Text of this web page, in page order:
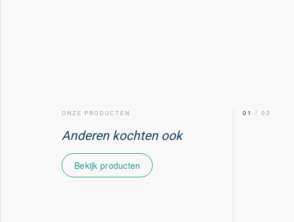
ONZE PRODUCTEN
Anderen kochten ook
Bekijk producten
00 / 02 01 / 02